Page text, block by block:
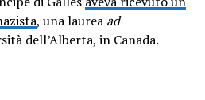
, una laurea ad
dell’Alberta, in Canada.